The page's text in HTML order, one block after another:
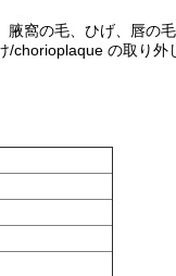
窩の毛、ひげ、唇の
chorioplaque の取り外